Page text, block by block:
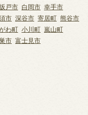
戸市 白岡市 幸手市
市 深谷市 寄居町
熊谷市
わ町 小川町
嵐山町
市 富士見市